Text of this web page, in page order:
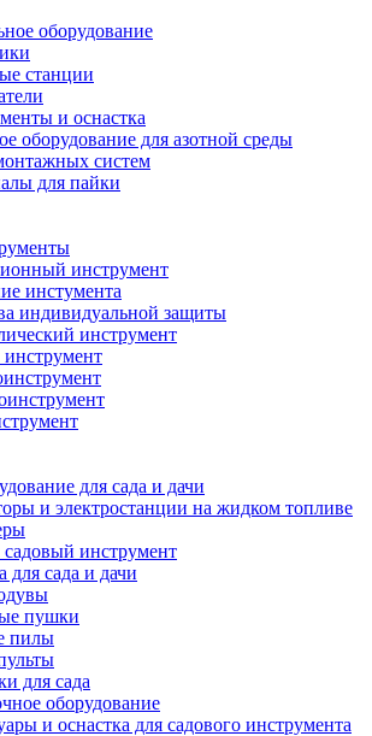
оборудование
станции
и оснастка
оборудование для азотной среды
систем
для пайки
инструмент
инстумента
индивидуальной защиты
инструмент
для сада и дачи
и электростанции на жидком топливе
инструмент
для сада и дачи
пушки
пилы
для сада
оборудование
и оснастка для садового инструмента